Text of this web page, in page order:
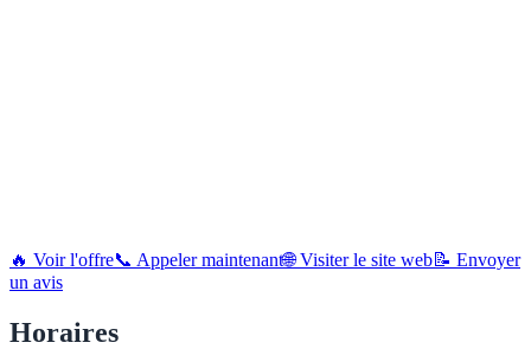
🔥 Voir l'offre📞 Appeler maintenant🌐 Visiter le site web📝 Envoyer
un avis
Horaires